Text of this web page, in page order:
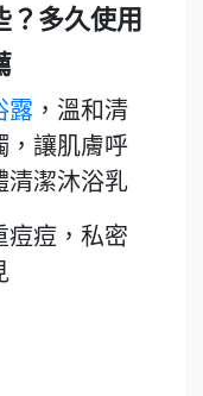
？多久使用
露 ，溫和清
，讓肌膚呼
清潔沐浴乳
痘，私密